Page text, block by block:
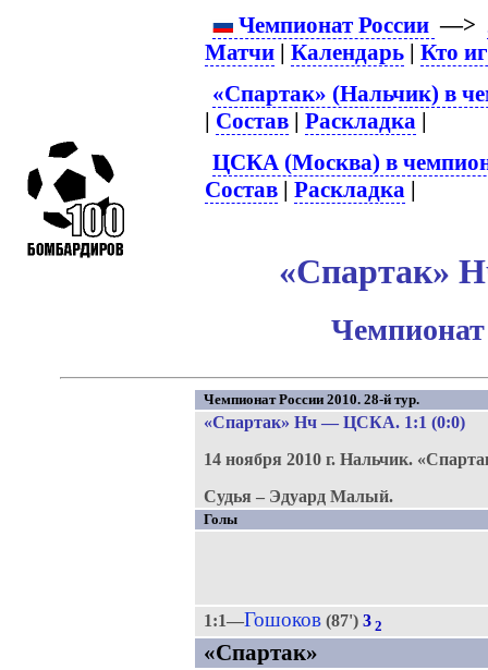
Чемпионат России —>
Матчи |Календарь |Кто
«Спартак» (Нальчик) в
| Состав |Раскладка |
ЦСКА (Москва) в
Состав |Раскладка |
«Спартак»
Чемпионат
Чемпионат России 2010. 28-й тур.
«Спартак» Нч— ЦСКА. 1:1 (0:0)
14 ноября 2010 г. Нальчик.
Судья – Эдуард Малый.
Голы
1:1—Гошоков(87') 3 2
«Спартак»